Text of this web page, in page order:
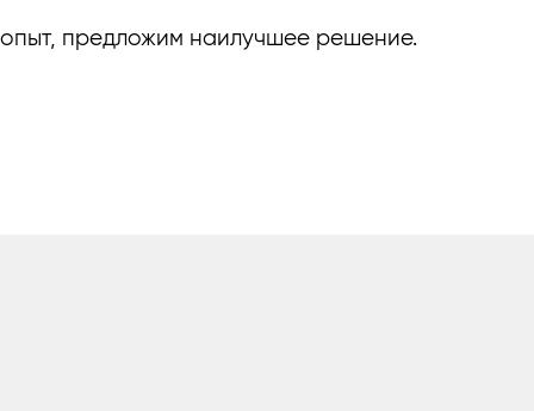
предложим наилучшее решение.